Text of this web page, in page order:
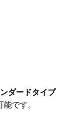
ダードタイプ
です。